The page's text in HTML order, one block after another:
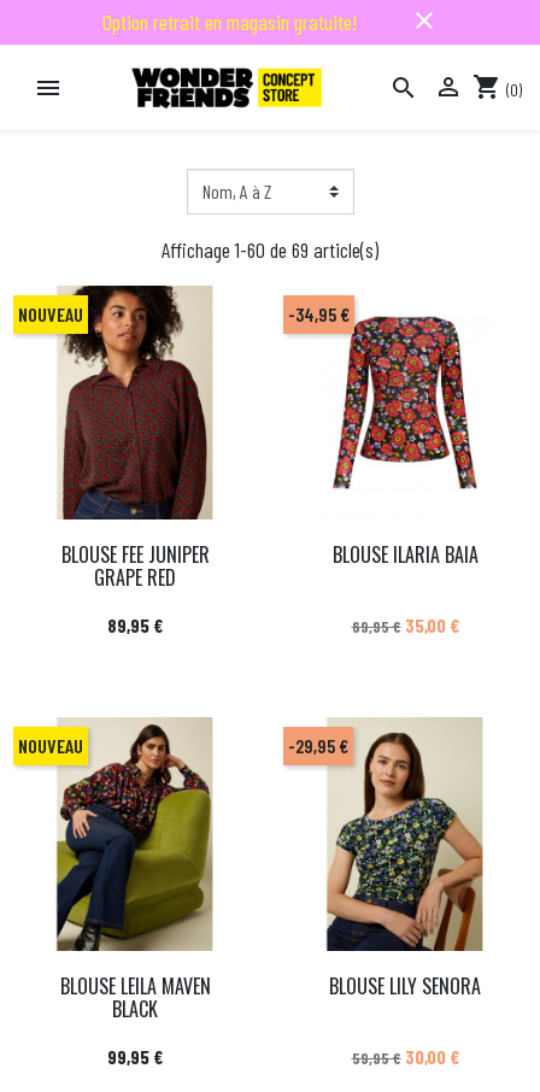
Option retrait en magasin gratuite! close
   shopping_cart (0)
Affichage 1-60 de 69 article(s)
BLOUSE FEE JUNIPER
GRAPE RED
Prix
89,95 €
NOUVEAU
BLOUSE ILARIA BAIA
Prix de base
69,95 € Prix
35,00 €
-34,95 €
BLOUSE LEILA MAVEN
BLACK
Prix
99,95 €
NOUVEAU
BLOUSE LILY SENORA
Prix de base
59,95 € Prix
30,00 €
-29,95 €